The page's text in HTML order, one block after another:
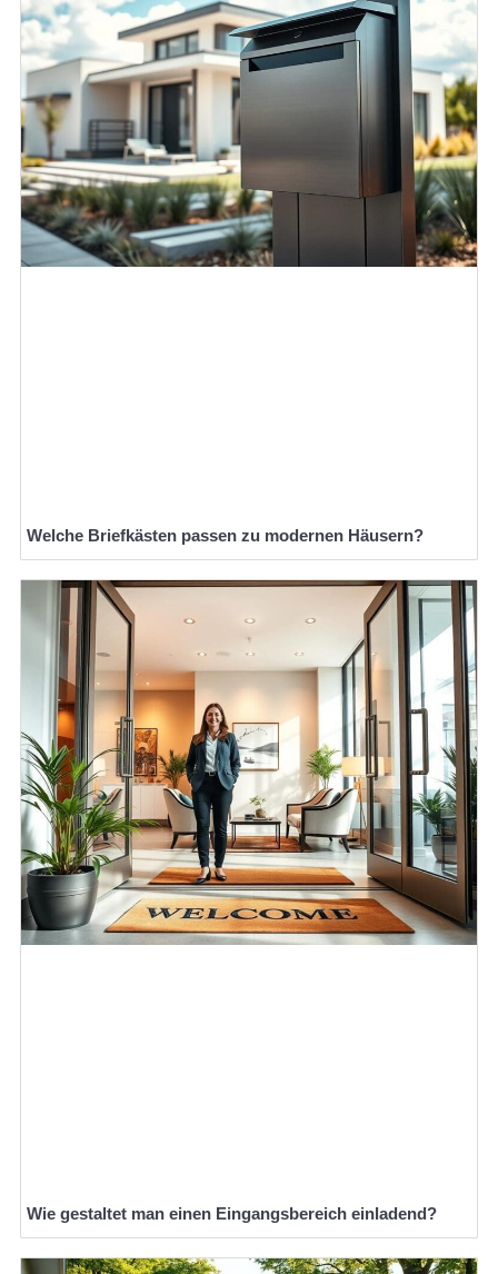
Welche Briefkästen passen zu modernen Häusern?
Wie gestaltet man einen Eingangsbereich einladend?